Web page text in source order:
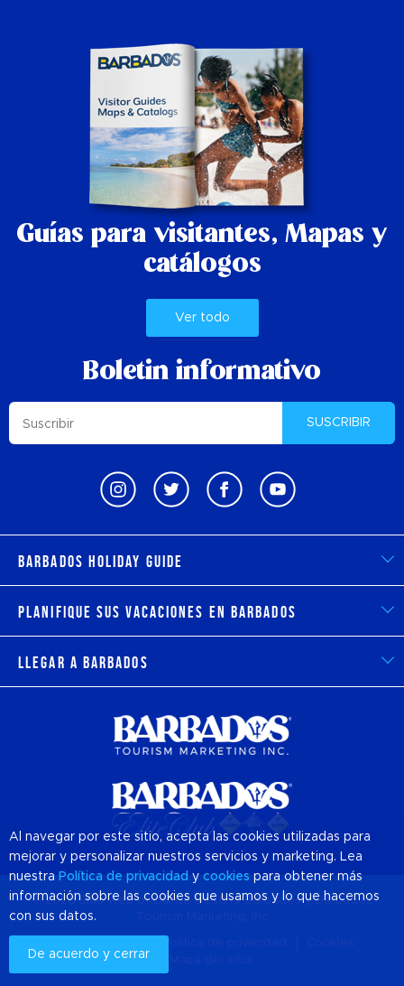
Guías para visitantes, Mapas y
catálogos
Ver todo
Boletin informativo
SUSCRIBIR
Barbados Holiday Guide
Planifique sus vacaciones en Barbados
Llegar a Barbados
© 2026 Sitio web oficial de Destino Barbadosy Barbados
Al navegar por este sitio, acepta las cookies utilizadas para
mejorar y personalizar nuestros servicios y marketing. Lea
nuestra Política de privacidad y cookies para obtener más
información sobre las cookies que usamos y lo que hacemos
con sus datos.
De acuerdo y cerrar